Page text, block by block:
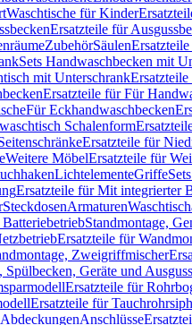
Waschtische für Kinder
Ersatzteile für
ZubehörSäulen
Sets Handwaschbecken mit
mit Unterschrank
Ersatzteile für Für
Für Eckhandwaschbecken
Schalenform
Ersatzteile für
Weitere MöbelErsatzteile für
LichtelementeGriffe
Ersatzteile für Mit integrierter
SteckdosenArmaturen
Standmontage,
Ersatzteile für
Zweigriffmischer
Geräte und
Ersatzteile für
Ersatzteile für
AbdeckungenAnschlüsse